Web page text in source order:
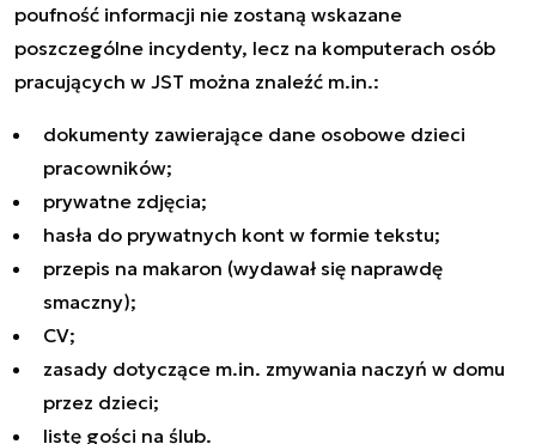
poufność informacji nie zostaną wskazane
poszczególne incydenty, lecz na komputerach osób
pracujących w JST można znaleźć m.in.:
dokumenty zawierające dane osobowe dzieci
pracowników;
prywatne zdjęcia;
hasła do prywatnych kont w formie tekstu;
przepis na makaron (wydawał się naprawdę
smaczny);
CV;
zasady dotyczące m.in. zmywania naczyń w domu
przez dzieci;
listę gości na ślub.